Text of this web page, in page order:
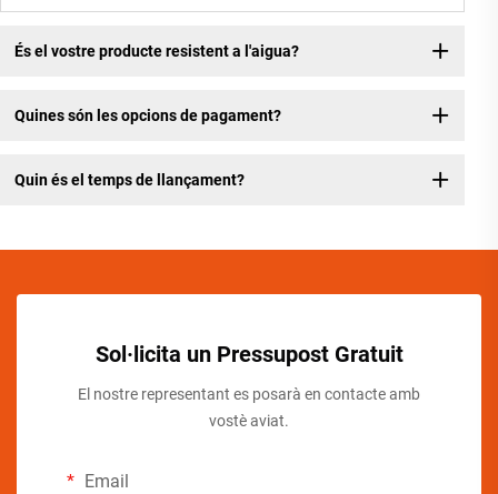
És el vostre producte resistent a l'aigua?
Quines són les opcions de pagament?
Quin és el temps de llançament?
Sol·licita un Pressupost Gratuit
El nostre representant es posarà en contacte amb
vostè aviat.
Email